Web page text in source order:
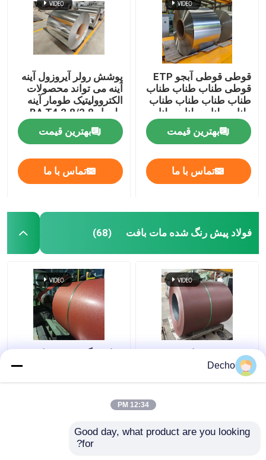
قوطی قوطی آبجو ETP
قوطی طناب طناب طناب
طناب طناب طناب طناب
طناب طناب طناب طناب
طناب
بهترین قیمت
تماس با ما
پوشش رولر آیروزول آینه
آینه می تواند محصولات
الکتروولیتیک طومار آینه
طومار BA T4 2.8/2.8
قدرت بالا
بهترین قیمت
تماس با ما
فولاد پیش رنگ شده مات بافت (68)
Z225 ورق فولادی
گالوانیزه رنگ آمیزی
فولاد رنگ پوشیده بافت
تماس با ما
Decho
12:34 PM
Good day, what product are you looking
for?